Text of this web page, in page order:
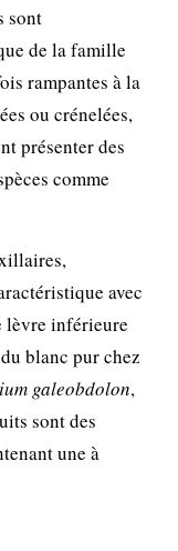
sont
de la famille
rampantes à la
ou crénelées,
présenter des
comme
avec
lèvre inférieure
blanc pur chez
galeobdolon,
sont des
une à